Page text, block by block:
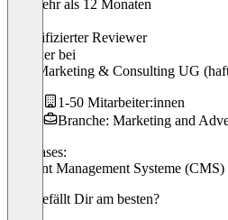
Vor mehr als 12 Monaten
Verifizierter Reviewer
Grafikerbei
10X Marketing & Consulting UG
1-50 Mitarbeiter:innen
Branche: Marketing and
Use cases:
Content Management Systeme (CMS)
Was gefällt Dir am besten?